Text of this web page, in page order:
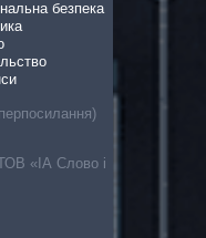
безпека
«ІА Слово і